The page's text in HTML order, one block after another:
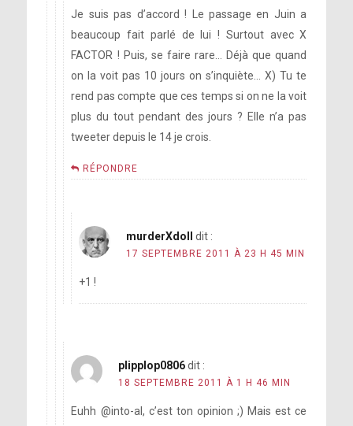
Je suis pas d’accord ! Le passage en Juin a
beaucoup fait parlé de lui ! Surtout avec X
FACTOR ! Puis, se faire rare… Déjà que quand
on la voit pas 10 jours on s’inquiète… X) Tu te
rend pas compte que ces temps si on ne la voit
plus du tout pendant des jours ? Elle n’a pas
tweeter depuis le 14 je crois.
RÉPONDRE
murderXdoll dit :
17 SEPTEMBRE 2011 À 23 H 45 MIN
+1 !
plipplop0806 dit :
18 SEPTEMBRE 2011 À 1 H 46 MIN
Euhh @into-al, c’est ton opinion ;) Mais est ce